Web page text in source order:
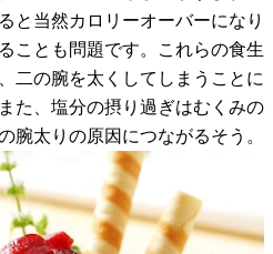
と当然カロリーオーバーになり
ことも問題です。これらの食生
二の腕を太くしてしまうことに
た、塩分の摂り過ぎはむくみの
腕太りの原因につながるそう。